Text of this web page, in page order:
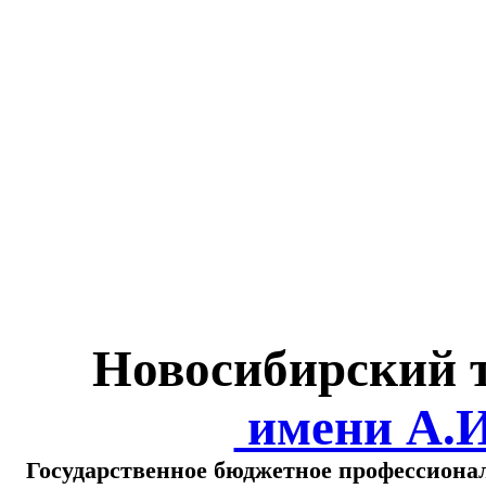
Новосибирский
имени
Государственное бюджетное